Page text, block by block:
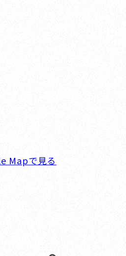
Mapで見る